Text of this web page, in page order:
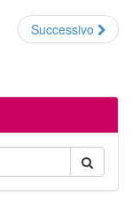
Successivo